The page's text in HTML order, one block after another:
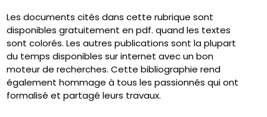
Les documents cités dans cette rubrique sont
disponibles gratuitement en pdf. quand les textes
sont colorés. Les autres publications sont la plupart
du temps disponibles sur internet avec un bon
moteur de recherches. Cette bibliographie rend
également hommage à tous les passionnés qui ont
formalisé et partagé leurs travaux.